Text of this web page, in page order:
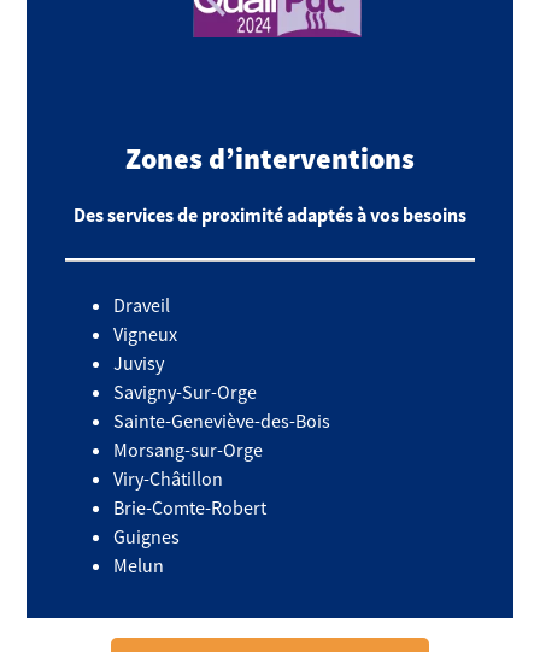
Zones d’interventions
Des services de proximité adaptés à vos besoins
Draveil
Vigneux
Juvisy
Savigny-Sur-Orge
Sainte-Geneviève-des-Bois
Morsang-sur-Orge
Viry-Châtillon
Brie-Comte-Robert
Guignes
Melun